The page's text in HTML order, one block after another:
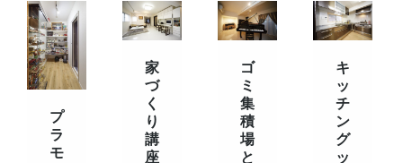
プ
ラ
モ
家
づ
く
り
講
座
ゴ
ミ
集
積
場
と
キ
ッ
チ
ン
グ
ッ